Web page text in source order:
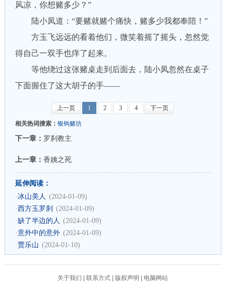
风凉，你想赌多少？”
陆小凤道：“要赌就赌个痛快，赌多少我都奉陪！”
方玉飞远远的看着他们，微笑着摇了摇头，忽然觉
得自己一双手也痒了起来。
等他绕过这张赌桌走到后面去，陆小凤忽然在桌子
下面握住了这大胡子的手——
上一页 1 2 3 4 下一页
相关热词搜索： 银钩赌坊
下一章： 罗刹教主
上一章： 香姨之死
延伸阅读：
·冰山美人 (2024-01-09)
·西方玉罗刹 (2024-01-09)
·缺了半边的人 (2024-01-09)
·意外中的意外 (2024-01-09)
· 贾乐山 (2024-01-10)
关于我们 |联系方式 版权声明 电脑网站